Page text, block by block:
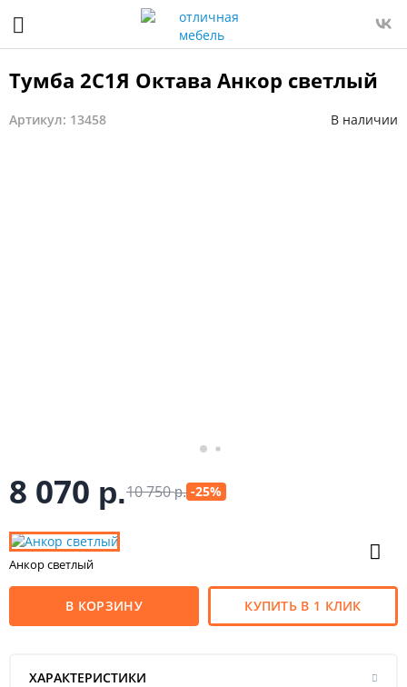
Тумба 2С1Я Октава Анкор светлый
Артикул: 13458 В наличии
8 070 р.10 750р. -25%
Анкор светлый
В КОРЗИНУ КУПИТЬ В 1 КЛИК
ХАРАКТЕРИСТИКИ